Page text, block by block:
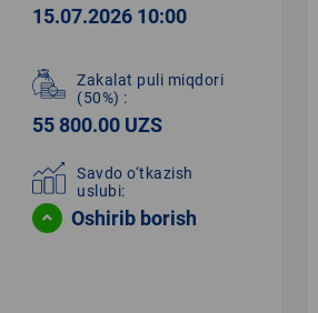
15.07.2026 10:00
Zakalat puli miqdori
(50%) :
55 800.00 UZS
Savdo o‘tkazish
uslubi:
Oshirib borish